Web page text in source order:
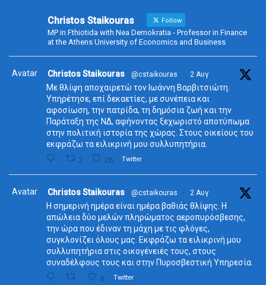
Christos Staikouras Follow
MP in Fthiotida with Nea Demokratia - Professor in Finance
at the Athens University of Economics and Business
Avatar Christos Staikouras @cstaikouras · 2 Αυγ
Με θλίψη αποχαιρετώ τον Ιωάννη Βαρβιτσιώτη.
Υπηρέτησε, επί δεκαετίες, με συνέπεια και
αφοσίωση, την πατρίδα, τη δημόσια ζωή και την
Παράταξη της ΝΔ, αφήνοντας ξεχωριστό αποτύπωμα
στην πολιτική ιστορία της χώρας. Στους οικείους του
εκφράζω τα ειλικρινή μου συλλυπητήρια.
2 26 Twitter
Avatar Christos Staikouras @cstaikouras · 2 Αυγ
Η σημερινή ημέρα είναι ημέρα βαθιάς θλίψης. Η
απώλεια δύο μελών πληρώματος αεροπυρόσβεσης,
την ώρα που έδιναν τη μάχη με τις φλόγες,
συγκλονίζει όλους μας. Εκφράζω τα ειλικρινή μου
συλλυπητήρια στις οικογένειές τους, στους
συναδέλφους τους και στην Πυροσβεστική Υπηρεσία.
6 Twitter